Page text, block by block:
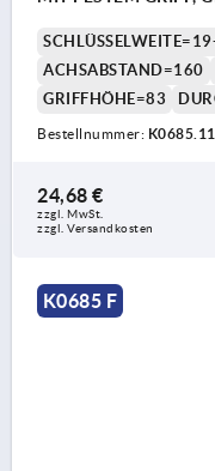
ACHSABSTAND=160
GRIFFHÖHE=83
Bestellnummer:
24,68 €
zzgl. MwSt.
zzgl. Versandkosten
K0685 F